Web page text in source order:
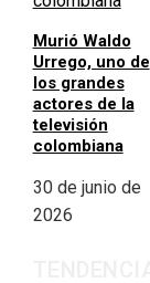
Murió Waldo
Urrego, uno de
los grandes
actores de la
televisión
colombiana
30 de junio de
2026